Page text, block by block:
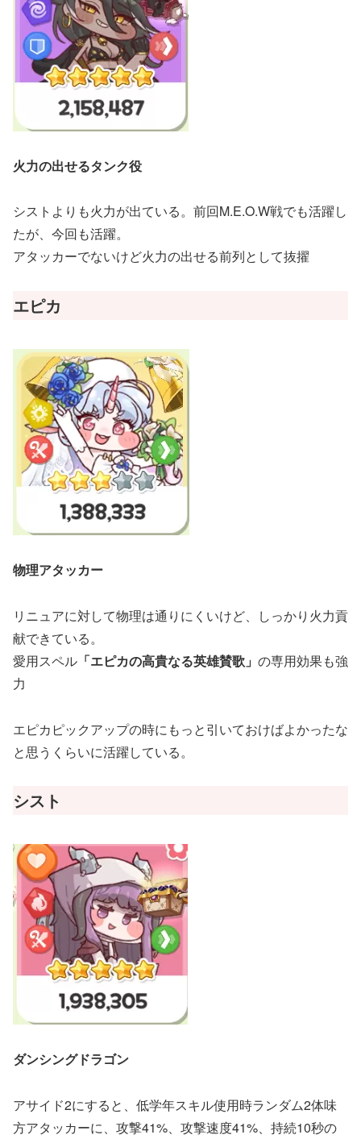
火力の出せるタンク役
シストよりも火力が出ている。前回M.E.O.W戦でも活躍し
たが、今回も活躍。
アタッカーでないけど火力の出せる前列として抜擢
エピカ
物理アタッカー
リニュアに対して物理は通りにくいけど、しっかり火力貢
献できている。
愛用スペル 「エピカの高貴なる英雄賛歌」 の専用効果も強
力
エピカピックアップの時にもっと引いておけばよかったな
と思うくらいに活躍している。
シスト
ダンシングドラゴン
アサイド2にすると、低学年スキル使用時ランダム2体味
方アタッカーに、攻撃41%、攻撃速度41%、持続10秒の